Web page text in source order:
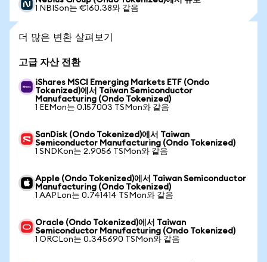
1 NBISon는 €160.38와 같음
더 많은 변환 살펴보기
고급 자산 전환
iShares MSCI Emerging Markets ETF (Ondo
Tokenized)에서 Taiwan Semiconductor
Manufacturing (Ondo Tokenized)
1 EEMon는 0.157003 TSMon와 같음
SanDisk (Ondo Tokenized)에서 Taiwan
Semiconductor Manufacturing (Ondo Tokenized)
1 SNDKon는 2.9056 TSMon와 같음
Apple (Ondo Tokenized)에서 Taiwan Semiconductor
Manufacturing (Ondo Tokenized)
1 AAPLon는 0.741414 TSMon와 같음
Oracle (Ondo Tokenized)에서 Taiwan
Semiconductor Manufacturing (Ondo Tokenized)
1 ORCLon는 0.345690 TSMon와 같음